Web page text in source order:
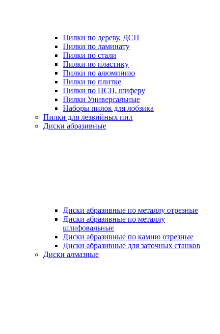
Пилки по дереву, ДСП
Пилки по ламинату
Пилки по стали
Пилки по пластику
Пилки по алюминию
Пилки по плитке
Пилки по ЦСП, шиферу
Пилки Универсальные
Наборы пилок для лобзика
Пилки для лезвийных пил
Диски абразивные
Диски абразивные по металлу отрезные
Диски абразивные по металлу
шлифовальные
Диски абразивные по камню отрезные
Диски абразивные для заточных станков
Диски алмазные